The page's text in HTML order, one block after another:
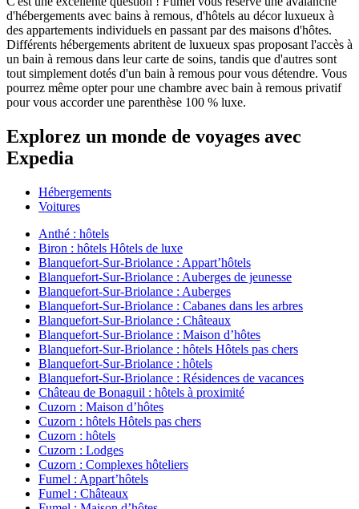
d'hébergements avec bains à remous, d'hôtels au décor luxueux à
des appartements individuels en passant par des maisons d'hôtes.
Différents hébergements abritent de luxueux spas proposant l'accès à
un bain à remous dans leur carte de soins, tandis que d'autres sont
tout simplement dotés d'un bain à remous pour vous détendre. Vous
pourrez même opter pour une chambre avec bain à remous privatif
pour vous accorder une parenthèse 100 % luxe.
Explorez un monde de voyages avec
Expedia
Hébergements
Voitures
Anthé : hôtels
Biron : hôtels Hôtels de luxe
Blanquefort-Sur-Briolance : Appart’hôtels
Blanquefort-Sur-Briolance : Auberges de jeunesse
Blanquefort-Sur-Briolance : Auberges
Blanquefort-Sur-Briolance : Cabanes dans les arbres
Blanquefort-Sur-Briolance : Châteaux
Blanquefort-Sur-Briolance : Maison d’hôtes
Blanquefort-Sur-Briolance : hôtels Hôtels pas chers
Blanquefort-Sur-Briolance : hôtels
Blanquefort-Sur-Briolance : Résidences de vacances
Château de Bonaguil : hôtels à proximité
Cuzorn : Maison d’hôtes
Cuzorn : hôtels Hôtels pas chers
Cuzorn : hôtels
Cuzorn : Lodges
Cuzorn : Complexes hôteliers
Fumel : Appart’hôtels
Fumel : Châteaux